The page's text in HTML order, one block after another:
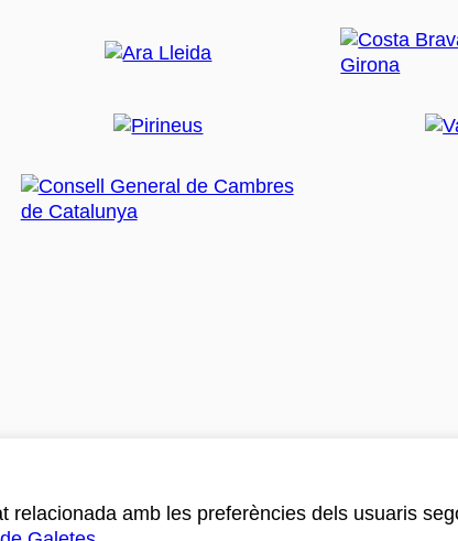
amb les preferències dels usuaris